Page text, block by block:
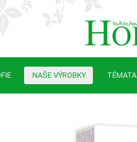
NAŠE VÝROBKY TÉMATA